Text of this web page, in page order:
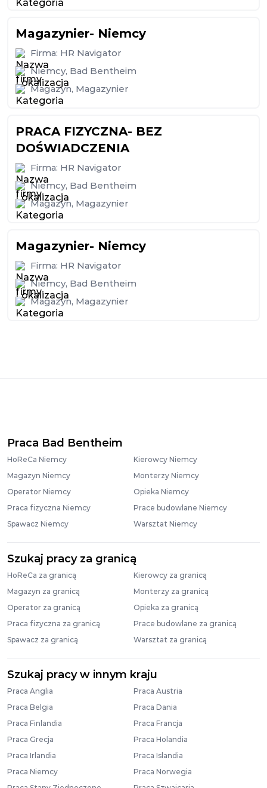
Magazynier- Niemcy
Firma: HR Navigator
Niemcy, Bad Bentheim
Magazyn, Magazynier
PRACA FIZYCZNA- BEZ
DOŚWIADCZENIA
Firma: HR Navigator
Niemcy, Bad Bentheim
Magazyn, Magazynier
Magazynier- Niemcy
Firma: HR Navigator
Niemcy, Bad Bentheim
Magazyn, Magazynier
Praca Bad Bentheim
HoReCa Niemcy
Kierowcy Niemcy
Magazyn Niemcy
Monterzy Niemcy
Operator Niemcy
Opieka Niemcy
Praca fizyczna Niemcy
Prace budowlane Niemcy
Spawacz Niemcy
Warsztat Niemcy
Szukaj pracy za granicą
HoReCa za granicą
Kierowcy za granicą
Magazyn za granicą
Monterzy za granicą
Operator za granicą
Opieka za granicą
Praca fizyczna za granicą
Prace budowlane za granicą
Spawacz za granicą
Warsztat za granicą
Szukaj pracy w innym kraju
Praca Anglia
Praca Austria
Praca Belgia
Praca Dania
Praca Finlandia
Praca Francja
Praca Grecja
Praca Holandia
Praca Irlandia
Praca Islandia
Praca Niemcy
Praca Norwegia